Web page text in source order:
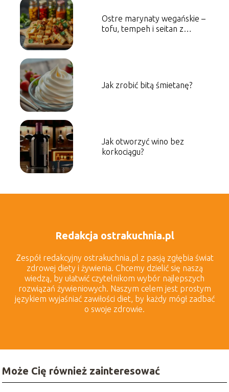
Ostre marynaty wegańskie –
tofu, tempeh i seitan z
Jak zrobić bitą śmietanę?
Jak otworzyć wino bez
korkociągu?
Redakcja ostrakuchnia.pl
Zespół redakcyjny ostrakuchnia.pl z pasją zgłębia świat
zdrowej diety i żywienia. Chcemy dzielić się naszą
wiedzą, by ułatwić czytelnikom wybór najlepszych
rozwiązań żywieniowych. Naszym celem jest prostym
językiem wyjaśniać zawiłości diet, by każdy mógł zadbać
o swoje zdrowie.
Może Cię również zainteresować